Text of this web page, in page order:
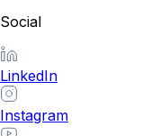
Social
LinkedIn
Instagram